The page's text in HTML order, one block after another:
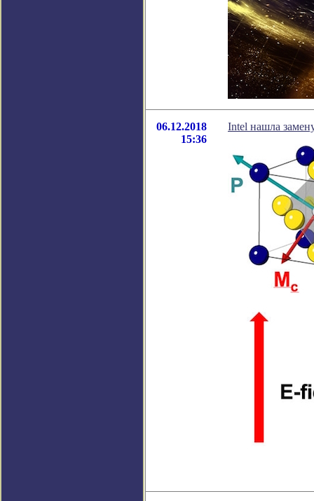
06.12.2018
15:36
Intel нашла